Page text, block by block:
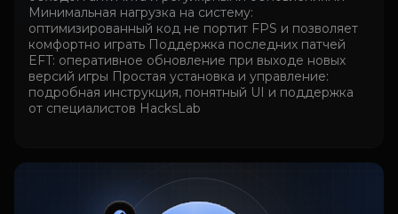
Минимальная нагрузка на систему:
оптимизированный код не портит FPS и позволяет
комфортно играть Поддержка последних патчей
EFT: оперативное обновление при выходе новых
версий игры Простая установка и управление:
подробная инструкция, понятный UI и поддержка
от специалистов HacksLab